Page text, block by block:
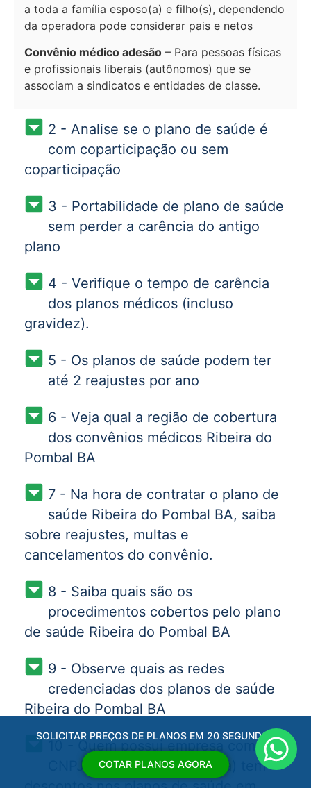
a toda a família esposo(a) e filho(s), dependendo
da operadora pode considerar pais e netos
Convênio médico adesão – Para pessoas físicas
e profissionais liberais (autônomos) que se
associam a sindicatos e entidades de classe.
2 - Analise se o plano de saúde é
com coparticipação ou sem
coparticipação
3 - Portabilidade de plano de saúde
sem perder a carência do antigo
plano
4 - Verifique o tempo de carência
dos planos médicos (incluso
gravidez).
5 - Os planos de saúde podem ter
até 2 reajustes por ano
6 - Veja qual a região de cobertura
dos convênios médicos Ribeira do
Pombal BA
7 - Na hora de contratar o plano de
saúde Ribeira do Pombal BA, saiba
sobre reajustes, multas e
cancelamentos do convênio.
8 - Saiba quais são os
procedimentos cobertos pelo plano
de saúde Ribeira do Pombal BA
9 - Observe quais as redes
credenciadas dos planos de saúde
Ribeira do Pombal BA
10 - Quem possui empresa com
CNPJ ativo (empresa aberta) tem
SOLICITAR PREÇOS DE PLANOS EM 20 SEGUNDOS
COTAR PLANOS AGORA